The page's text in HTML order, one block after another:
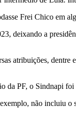
Frei Chico em
deixando a
atribuições, dentre
da PF, o Sindnapi
não incluiu o